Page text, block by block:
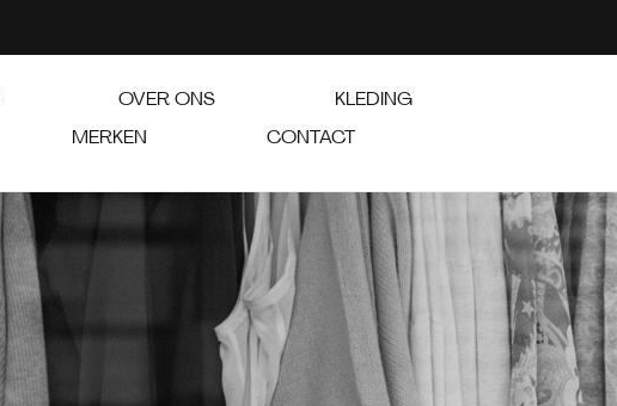
OVER ONS
KLEDING
MERKEN
CONTACT